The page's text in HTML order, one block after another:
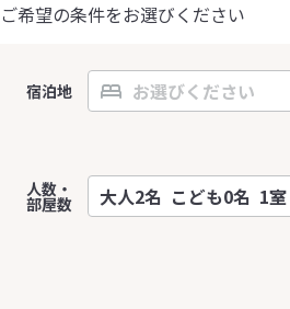
ご希望の条件をお選びください
宿泊地
人数・
部屋数